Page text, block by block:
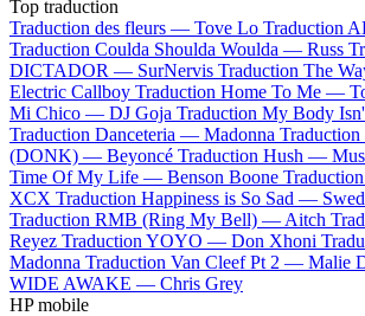
Top traduction
Traduction des fleurs — Tove Lo Traduction
Traduction Coulda Shoulda Woulda — Russ
DICTADOR — SurNervis Traduction The
Electric Callboy Traduction Home To Me —
Mi Chico — DJ Goja Traduction My Body
Traduction Danceteria — Madonna
(DONK) — Beyoncé Traduction Hush —
Time Of My Life — Benson Boone
XCX Traduction Happiness is So Sad —
Traduction RMB (Ring My Bell) — Aitch
Reyez Traduction YOYO — Don Xhoni
Madonna Traduction Van Cleef Pt 2 — Malie
WIDE AWAKE — Chris Grey
HP mobile